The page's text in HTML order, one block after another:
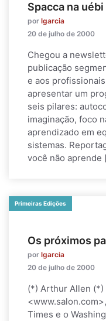
Spacca na uébi
por lgarcia
20 de julho de 2000
Chegou a
publicação
e aos
apresentar um
seis pilares:
imaginação, foco
aprendizado em
sistemas.
você não aprende
Primeiras Edições
Os próximos
por lgarcia
20 de julho de 2000
(*) Arthur Allen (*)
Times e o